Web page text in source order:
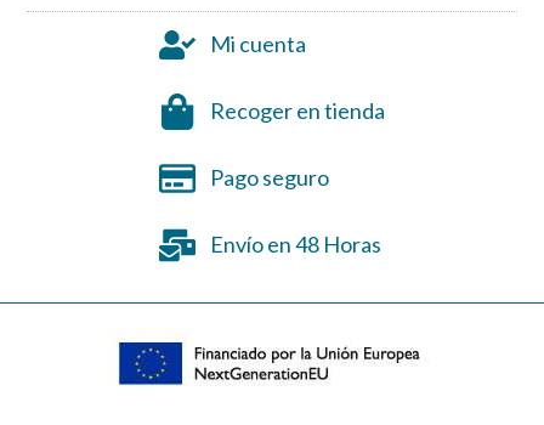
Mi cuenta
Recoger en tienda
Pago seguro
Envío en 48 Horas